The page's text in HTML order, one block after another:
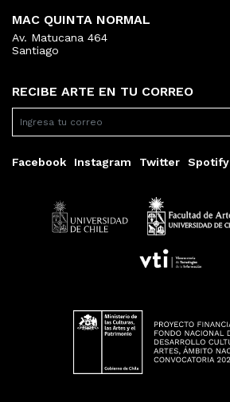
RECIBE ARTE EN TU CORREO
Facebook Instagram Twitter Spotify
MAC QUINTA NORMAL
Av. Matucana 464
Santiago